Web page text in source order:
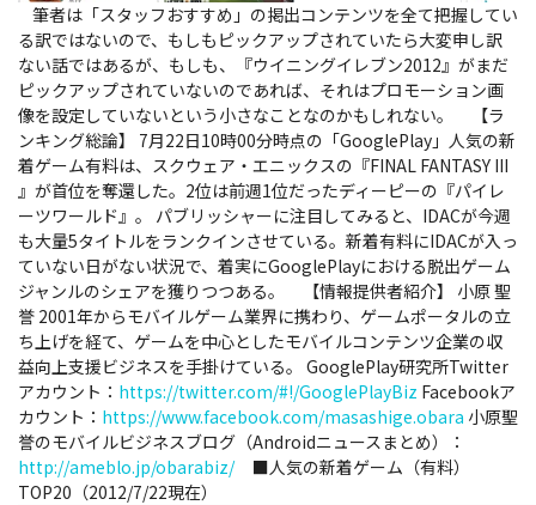
筆者は「スタッフおすすめ」の掲出コンテンツを全て把握してい
る訳ではないので、もしもピックアップされていたら大変申し訳
ない話ではあるが、もしも、『ウイニングイレブン2012』がまだ
ピックアップされていないのであれば、それはプロモーション画
像を設定していないという小さなことなのかもしれない。 【ラ
ンキング総論】 7月22日10時00分時点の「GooglePlay」人気の新
着ゲーム有料は、スクウェア・エニックスの『FINAL FANTASY III
』が首位を奪還した。2位は前週1位だったディーピーの『パイレ
ーツワールド』。 パブリッシャーに注目してみると、IDACが今週
も大量5タイトルをランクインさせている。新着有料にIDACが入っ
ていない日がない状況で、着実にGooglePlayにおける脱出ゲーム
ジャンルのシェアを獲りつつある。 【情報提供者紹介】 小原 聖
誉 2001年からモバイルゲーム業界に携わり、ゲームポータルの立
ち上げを経て、ゲームを中心としたモバイルコンテンツ企業の収
益向上支援ビジネスを手掛けている。 GooglePlay研究所Twitter
アカウント： https://twitter.com/#!/GooglePlayBiz Facebookア
カウント： https://www.facebook.com/masashige.obara 小原聖
誉のモバイルビジネスブログ（Androidニュースまとめ）：
http://ameblo.jp/obarabiz/■人気の新着ゲーム（有料）
TOP20（2012/7/22現在）